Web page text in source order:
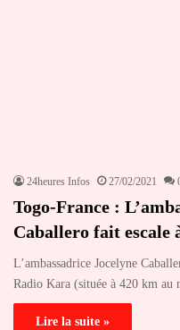
24heures Infos 27/02/2021
Togo-France :
Caballero fait escale
L’ambassadrice Jocelyne
Radio Kara (située à 420 km
Lire la suite »